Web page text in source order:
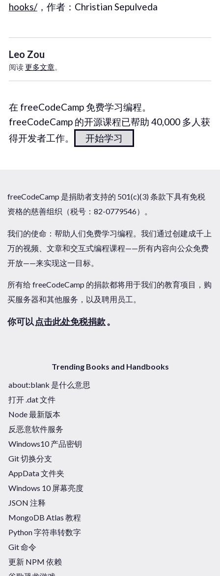
hooks/，作者：Christian Sepulveda
Leo Zou
阅读更多文章。
在 freeCodeCamp 免费学习编程。
freeCodeCamp 的开源课程已帮助 40,000 多人获
得开发者工作。
开始学习
freeCodeCamp 是捐助者支持的 501(c)(3) 条款下具有免税
资格的慈善组织（税号：82-0779546）。
我们的使命：帮助人们免费学习编程。我们通过创建成千上
万的视频、文章和交互式编程课程——所有内容向公众免费
开放——来实现这一目标。
所有给 freeCodeCamp 的捐款都将用于我们的教育项目，购
买服务器和其他服务，以及聘用员工。
你可以 点击此处免税捐款。
Trending Books and Handbooks
about:blank 是什么意思
打开 .dat 文件
Node 最新版本
反恶意软件服务
Windows10 产品密钥
Git 切换分支
AppData 文件夹
Windows 10 屏幕亮度
JSON 注释
MongoDB Atlas 教程
Python 字符串转数字
Git 命令
更新 NPM 依赖